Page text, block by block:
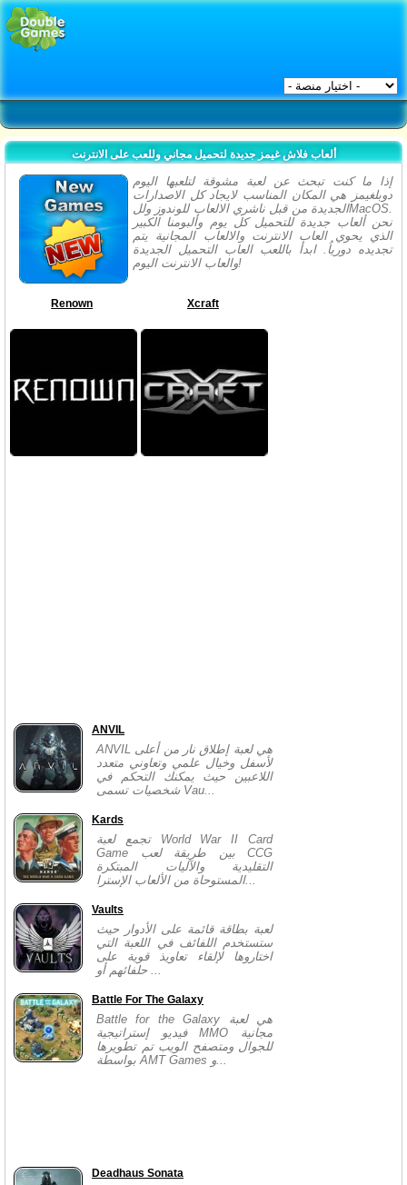
ألعاب فلاش غيمز جديدة لتحميل مجاني وللعب على الانترنت
إذا ما كنت تبحث عن لعبة مشوقة لتلعبها اليوم
دوبلغيمز هي المكان المناسب لايجاد كل الاصدارات
الجديدة من قبل ناشري الالعاب للوندوز وللMacOS.
نحن ألعاب جديدة للتحميل كل يوم وألبومنا الكبير
الذي يحوي العاب الانترنت والالعاب المجانية يتم
تجديده دورياُ. ابدأ باللعب العاب التحميل الجديدة
والعاب الانترنت اليوم!
Renown Xcraft
ANVIL
ANVIL هي لعبة إطلاق نار من أعلى
لأسفل وخيال علمي وتعاوني متعدد
اللاعبين حيث يمكنك التحكم في
شخصيات تسمى Vau...
Kards
تجمع لعبة World War II Card
Game بين طريقة لعب CCG
التقليدية والآليات المبتكرة
المستوحاة من الألعاب الإسترا...
Vaults
لعبة بطاقة قائمة على الأدوار حيث
ستستخدم اللفائف في اللعبة التي
اختاروها لإلقاء تعاويذ قوية على
حلفائهم أو ...
Battle For The Galaxy
Battle for the Galaxy هي لعبة
فيديو إستراتيجية MMO مجانية
للجوال ومتصفح الويب تم تطويرها
بواسطة AMT Games و...
Deadhaus Sonata